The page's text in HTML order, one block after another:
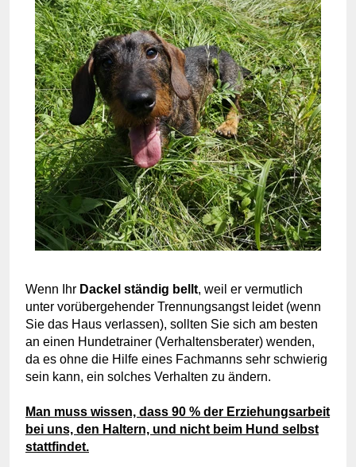
Wenn Ihr Dackel ständig bellt, weil er vermutlich
unter vorübergehender Trennungsangst leidet (wenn
Sie das Haus verlassen), sollten Sie sich am besten
an einen Hundetrainer (Verhaltensberater) wenden,
da es ohne die Hilfe eines Fachmanns sehr schwierig
sein kann, ein solches Verhalten zu ändern.
Man muss wissen, dass 90 % der Erziehungsarbeit
bei uns, den Haltern, und nicht beim Hund selbst
stattfindet.